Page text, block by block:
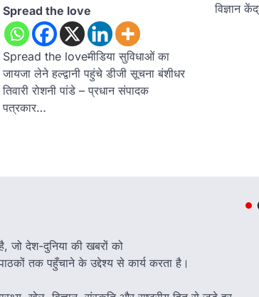
Spread the love
Spread the loveमीडिया सुविधाओं का
जायजा लेने हल्द्वानी पहुंचे डीजी सूचना बंशीधर
तिवारी रोशनी पांडे – प्रधान संपादक
पत्रकार…
विज्ञान
जो देश-दुनिया की खबरों को
तक पहुँचाने के उद्देश्य से कार्य करता है।